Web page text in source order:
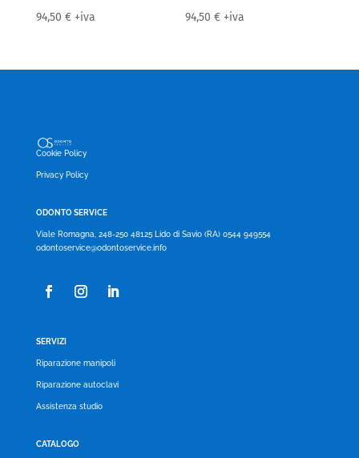
94,50 € +iva 94,50€ +iva
Cookie Policy
Privacy Policy
ODONTO SERVICE
Viale Romagna, 248-250 48125 Lido di Savio (RA) 0544 949554
odontoservice@odontoservice.info
SERVIZI
Riparazione manipoli
Riparazione autoclavi
Assistenza studio
CATALOGO